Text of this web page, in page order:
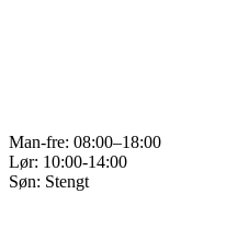
Man-fre: 08:00–18:00
Lør: 10:00-14:00
Søn: Stengt